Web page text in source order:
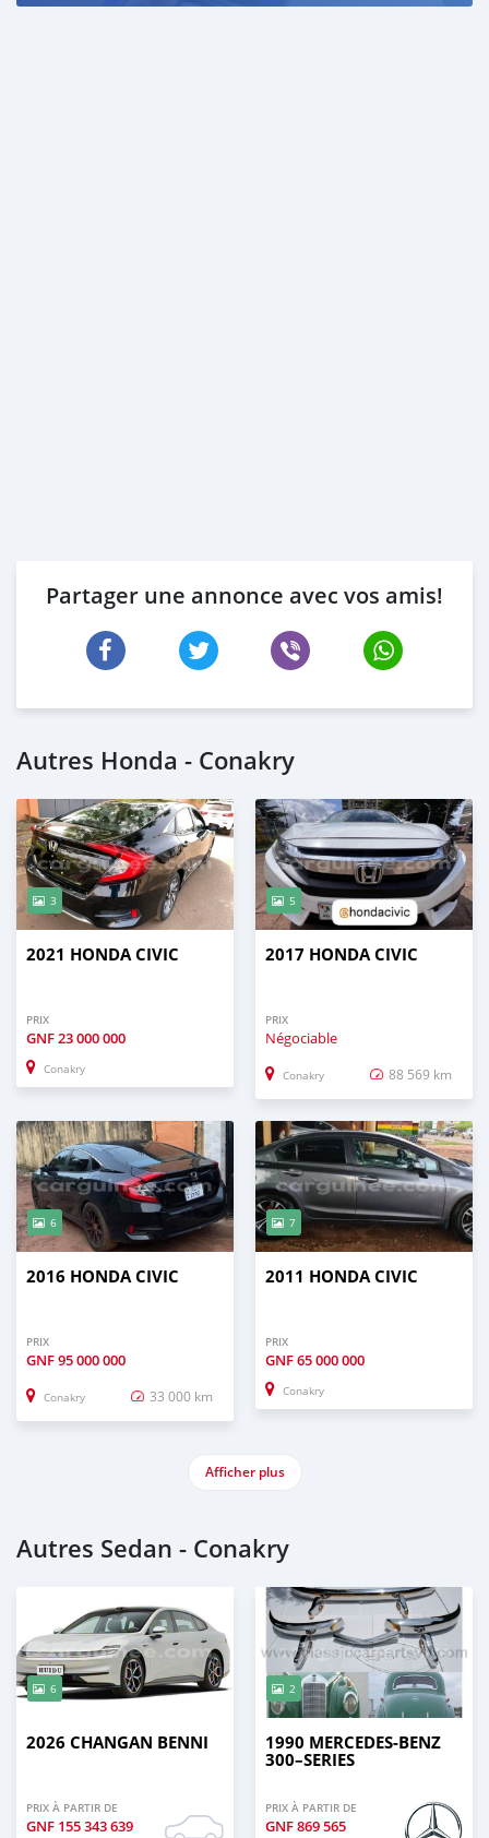
Partager une annonce avec vos amis!
Autres Honda - Conakry
3
2021 HONDA CIVIC
PRIX
GNF23 000 000
Conakry
5
2017 HONDA CIVIC
PRIX
Négociable
Conakry 88 569 km
6
2016 HONDA CIVIC
PRIX
GNF95 000 000
Conakry 33 000 km
7
2011 HONDA CIVIC
PRIX
GNF65 000 000
Conakry
Afficher plus
Autres Sedan - Conakry
6
2026 CHANGAN BENNI
PRIX À PARTIR DE
GNF 155 343 639
2
1990 MERCEDES-BENZ
300–SERIES
PRIX À PARTIR DE
GNF869 565